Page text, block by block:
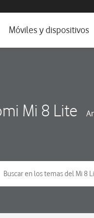
e idioma
Móviles y dispositivos
Mi 8 Lite